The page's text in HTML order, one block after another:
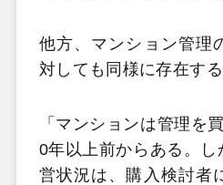
他方、マンション管理
対しても同様に存在する
「マンションは管理を
0年以上前からある。
営状況は、購入検討者